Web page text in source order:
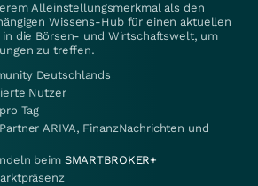
Alleinstellungsmerkmal als den
Wissens-Hub für einen aktuellen
in die Börsen- und Wirtschaftswelt, um
zu treffen.
Deutschlands
Nutzer
Tag
ARIVA, FinanzNachrichten und
beim SMARTBROKER+